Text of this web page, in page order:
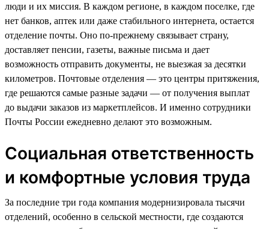
люди и их миссия. В каждом регионе, в каждом поселке, где
нет банков, аптек или даже стабильного интернета, остается
отделение почты. Оно по-прежнему связывает страну,
доставляет пенсии, газеты, важные письма и дает
возможность отправить документы, не выезжая за десятки
километров. Почтовые отделения — это центры притяжения,
где решаются самые разные задачи — от получения выплат
до выдачи заказов из маркетплейсов. И именно сотрудники
Почты России ежедневно делают это возможным.
Социальная ответственность
и комфортные условия труда
За последние три года компания модернизировала тысячи
отделений, особенно в сельской местности, где создаются